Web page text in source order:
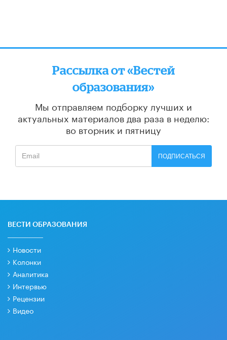
Рассылка от «Вестей
образования»
Мы отправляем подборку лучших и
актуальных материалов два раза в неделю:
во вторник и пятницу
ПОДПИСАТЬСЯ
ВЕСТИ ОБРАЗОВАНИЯ
Новости
Колонки
Аналитика
Интервью
Рецензии
Видео